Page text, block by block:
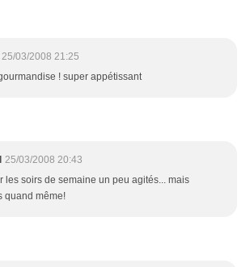
25/03/2008 21:25
! super appétissant
25/03/2008 20:43
les soirs de semaine un peu agités... mais
quand même!